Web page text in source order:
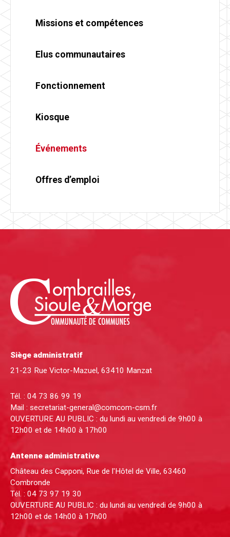
Missions et compétences
Elus communautaires
Fonctionnement
Kiosque
Événements
Offres d’emploi
Siège administratif
21-23 Rue Victor-Mazuel, 63410 Manzat
Tél. : 04 73 86 99 19
Mail : secretariat-general@comcom-csm.fr
OUVERTURE AU PUBLIC : du lundi au vendredi de 9h00 à
12h00 et de 14h00 à 17h00
Antenne administrative
Château des Capponi, Rue de l'Hôtel de Ville, 63460
Combronde
Tél. : 04 73 97 19 30
OUVERTURE AU PUBLIC : du lundi au vendredi de 9h00 à
12h00 et de 14h00 à 17h00